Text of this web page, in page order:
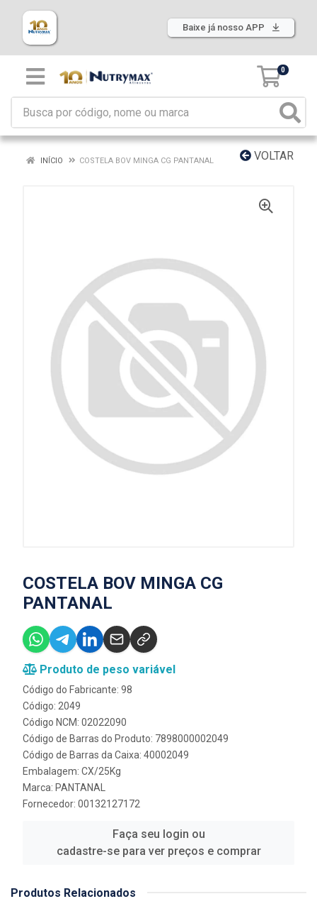
Baixe já nosso APP
0
VOLTAR
INÍCIO COSTELA BOV MINGA CG PANTANAL
COSTELA BOV MINGA CG
PANTANAL
Produto de peso variável
Código do Fabricante: 98
Código: 2049
Código NCM: 02022090
Código de Barras do Produto: 7898000002049
Código de Barras da Caixa: 40002049
Embalagem: CX/25Kg
Marca: PANTANAL
Fornecedor: 00132127172
Faça seu login ou
cadastre-se para ver preços e comprar
Produtos Relacionados